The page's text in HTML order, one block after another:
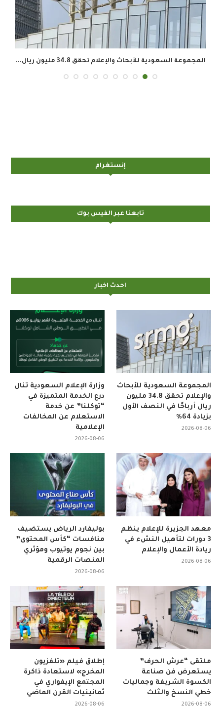
المجموعة السعودية للأبحاث والإعلام تحقق 34.8 مليون ريال...
إنستغرام
تابعنا عبر الفيس بوك
احدث اخبار
وزارة الإعلام السعودية تنال
درع الخدمة المتميزة في
“توكلنا” عن خدمة
الاستعلام عن المخالفات
الإعلامية
2026-08-06
المجموعة السعودية للأبحاث
والإعلام تحقق 34.8 مليون
ريال أرباحًا في النصف الأول
بزيادة 64%
2026-08-06
بوليفارد الرياض يستضيف
منافسات “كأس المحتوى”
بين نجوم يوتيوب ومؤثري
المنصات الرقمية
2026-08-06
معهد الجزيرة للإعلام ينظم
3 دورات لتأهيل النشء في
ريادة الأعمال والإعلام
2026-08-06
إطلاق فيلم «تلفزيون
المخرج» لاستعادة ذاكرة
المجتمع الإيفواري في
ثمانينيات القرن الماضي
2026-08-06
ملتقى “عرش الحرف”
يستعرض فن صناعة
الكسوة الشريفة وجماليات
خطي النسخ والثلث
2026-08-06